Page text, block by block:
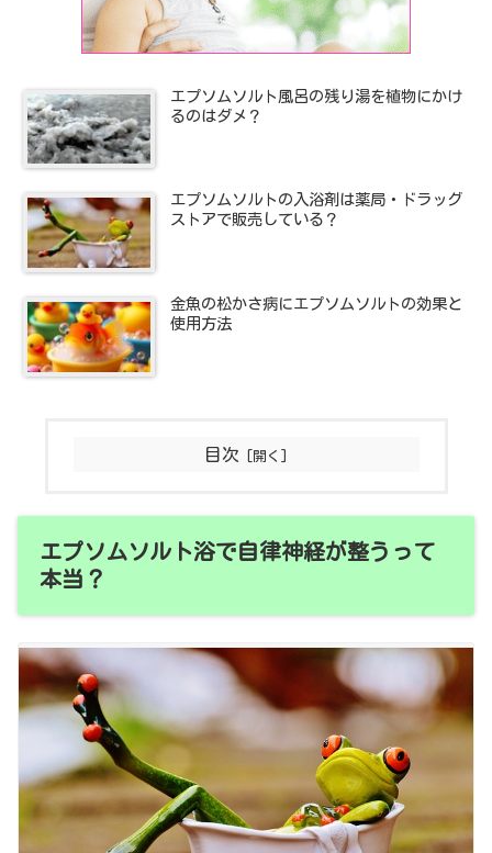
エプソムソルト風呂の残り湯を植物にかけ
るのはダメ？
エプソムソルトの入浴剤は薬局・ドラッグ
ストアで販売している？
金魚の松かさ病にエプソムソルトの効果と
使用方法
目次
エプソムソルト浴で自律神経が整うって
本当？